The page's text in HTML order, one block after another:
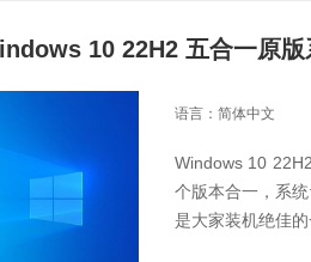
10 22H2 五合一原版
语言：简体中文
Windows 10
个版本合一，系
是大家装机绝佳的